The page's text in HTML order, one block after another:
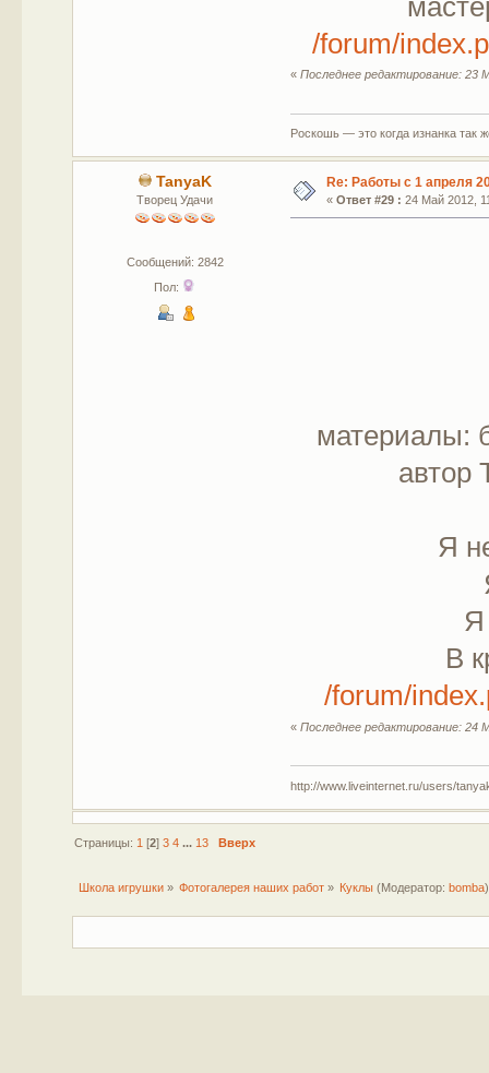
/forum/
«Последнее редактирование: 23
Роскошь — это когда изнанка
TanyaK
Творец Удачи
Сообщений: 2842
Пол:
Re: Работы с 1 апреля
« Ответ #29 : 24 Май 2012,
материалы:
автор
Я
Я
В
/forum/
«Последнее редактирование: 24
http://www.liveinternet.ru/users/
Страницы: 1 [2] 3 4 ... 13 Вверх
Школа игрушки» Фотогалерея наших работ » Куклы (Модератор:bomba